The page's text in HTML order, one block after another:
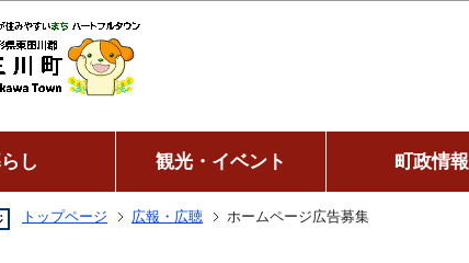
し 観光・イベント 町政情報
トップページ 広報・広聴 ホームページ広告募集